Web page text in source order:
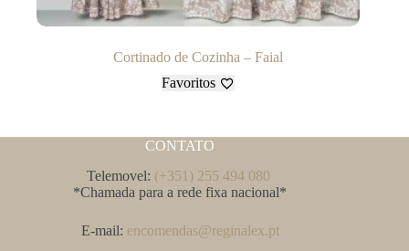
Cortinado de Cozinha – Faial
Favoritos
CONTATO
Telemovel: (+351) 255 494 080
*Chamada para a rede fixa nacional*
E-mail: encomendas@reginalex.pt